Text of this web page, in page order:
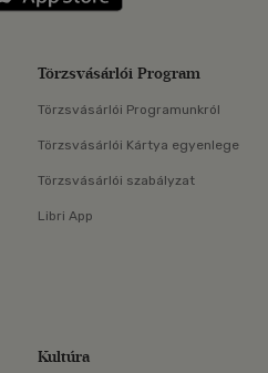
Törzsvásárlói Program
Törzsvásárlói Programunkról
Törzsvásárlói Kártya egyenlege
Törzsvásárlói szabályzat
Libri App
Kultúra